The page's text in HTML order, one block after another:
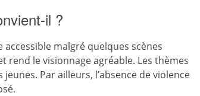
il ?
accessible malgré quelques scènes
rend le visionnage agréable. Les thèmes
Par ailleurs, l’absence de violence